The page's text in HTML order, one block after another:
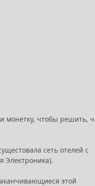
монетку, чтобы решить,
сеть отелей с
Электроника).
этой